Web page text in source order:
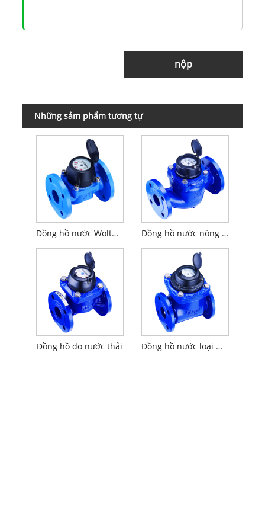
nộp
Những sảm phẩm tương tự
Đồng hồ nước Woltman R160 Đồng hồ nước nóng loại Woltman/Đồng hồ nước số lượng lớn
Đồng hồ đo nước thải Đồng hồ nước loại Woltman / Gang